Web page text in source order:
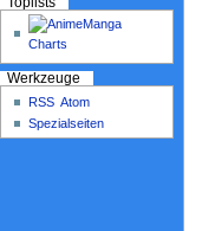
Werkzeuge
RSS Atom
Spezialseiten